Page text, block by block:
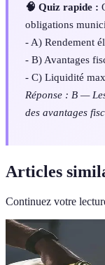
🧠 Quiz rapide :
obligations
- A) Rendement
- B) Avantages
- C) Liquidité
Réponse : B —
des avantages
Articles
Continuez votre